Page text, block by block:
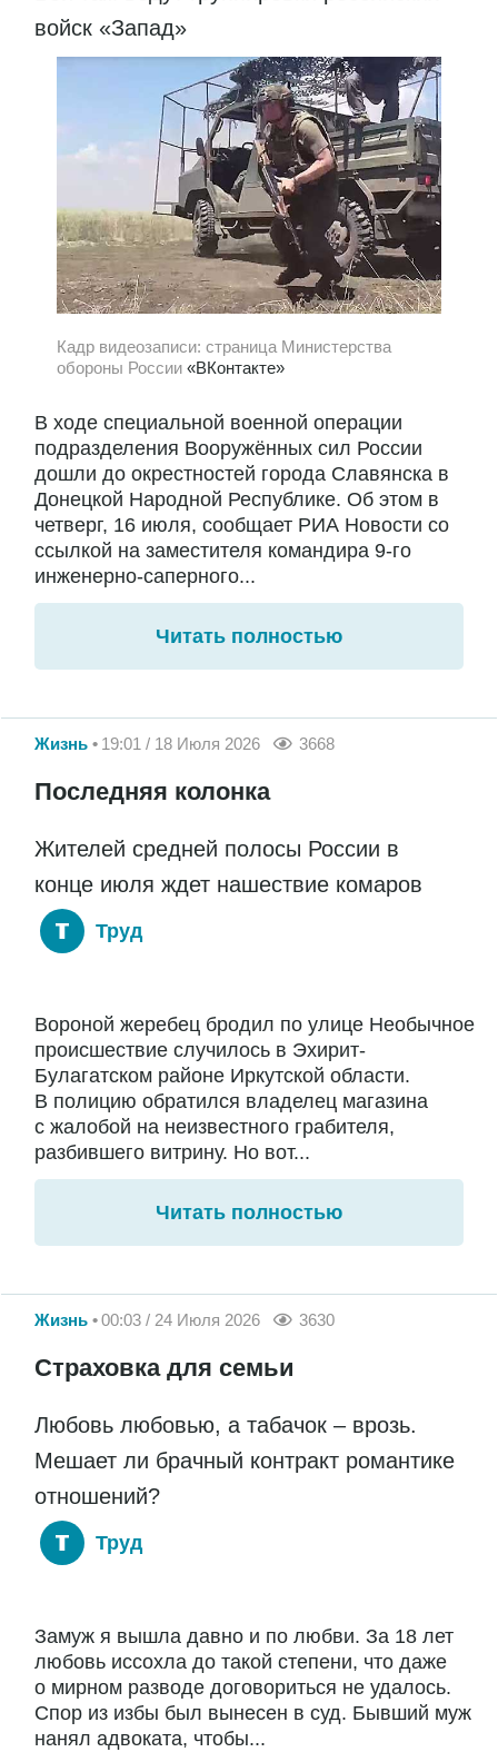
войск «Запад»
Кадр видеозаписи: страница Министерства
обороны России «ВКонтакте»
В ходе специальной военной операции
подразделения Вооружённых сил России
дошли до окрестностей города Славянска в
Донецкой Народной Республике. Об этом в
четверг, 16 июля, сообщает РИА Новости со
ссылкой на заместителя командира 9-го
инженерно-саперного...
Читать полностью
Жизнь 19:01 / 18 Июля 2026 3668
Последняя колонка
Жителей средней полосы России в
конце июля ждет нашествие комаров
Труд
Вороной жеребец бродил по улице Необычное
происшествие случилось в Эхирит-
Булагатском районе Иркутской области.
В полицию обратился владелец магазина
с жалобой на неизвестного грабителя,
разбившего витрину. Но вот...
Читать полностью
Жизнь 00:03 / 24 Июля 2026 3630
Страховка для семьи
Любовь любовью, а табачок – врозь.
Мешает ли брачный контракт романтике
отношений?
Труд
Замуж я вышла давно и по любви. За 18 лет
любовь иссохла до такой степени, что даже
о мирном разводе договориться не удалось.
Спор из избы был вынесен в суд. Бывший муж
нанял адвоката, чтобы...